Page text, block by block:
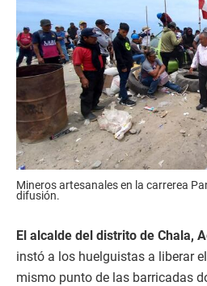
Mineros artesanales en la carrerea
difusión.
El alcalde del distrito de Chala,
instó a los huelguistas a liberar
mismo punto de las barricadas